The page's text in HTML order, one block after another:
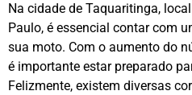
Na cidade de Taquaritinga,
Paulo, é essencial contar com
sua moto. Com o aumento do
é importante estar preparado
Felizmente, existem diversas